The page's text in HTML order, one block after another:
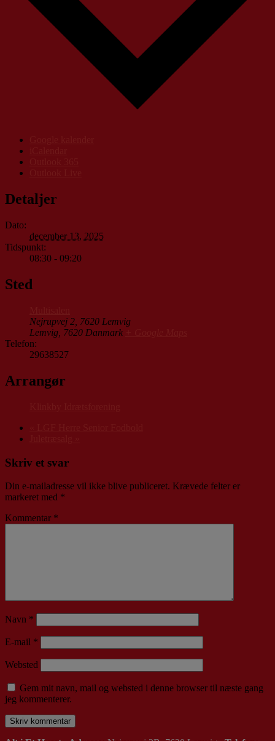
Detaljer
Dato:
december 13, 2025
Tidspunkt:
08:30 - 09:20
Sted
Nejrupvej 2, 7620 Lemvig
Lemvig 7620 Danmark
Telefon:
29638527
Arrangør
Skriv et svar
Din e-mailadresse vil ikke blive publiceret. Krævede felter er
markeret med *
Kommentar *
Navn *
E-mail *
Websted
Gem mit navn, mail og websted i denne browser til næste gang
jeg kommenterer.